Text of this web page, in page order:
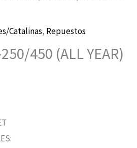
Catalinas, Repuestos
450 (ALL YEAR)